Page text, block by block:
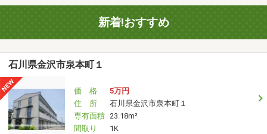
新着!おすすめ
石川県金沢市泉本町１
価 格
5万円
住 所
石川県金沢市泉本町１
専有面積 23.18m²
間取り
1K